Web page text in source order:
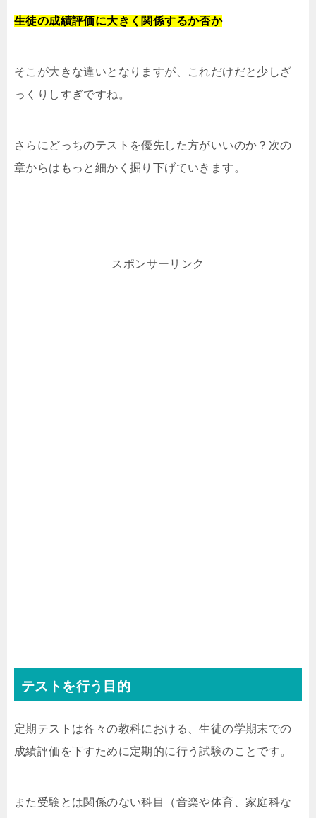
生徒の成績評価に大きく関係するか否か
そこが大きな違いとなりますが、これだけだと少しざ
っくりしすぎですね。
さらにどっちのテストを優先した方がいいのか？次の
章からはもっと細かく掘り下げていきます。
スポンサーリンク
テストを行う目的
定期テストは各々の教科における、生徒の学期末での
成績評価を下すために定期的に行う試験のことです。
また受験とは関係のない科目（音楽や体育、家庭科な